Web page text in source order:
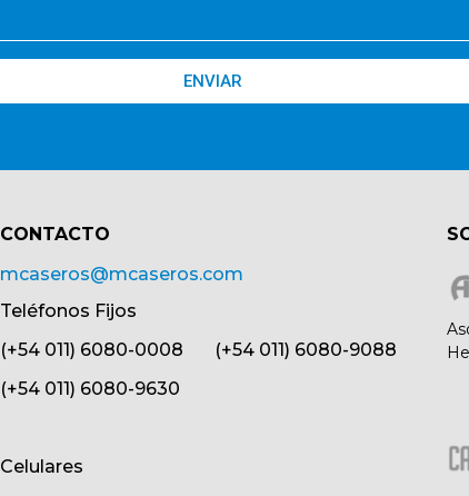
ENVIAR
CONTACTO​
mcaseros@mcaseros.com
Teléfonos Fijos
(+54 011) 6080-0008 (+54 011) 6080-9088
(+54 011) 6080-9630
Celulares